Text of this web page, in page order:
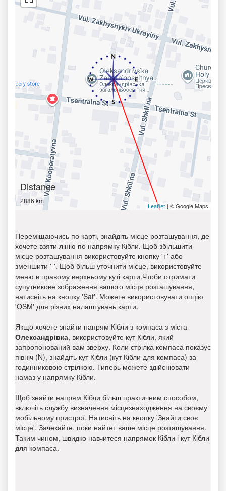
Distance
2886 km
Leaflet | © Google Maps
Переміщаючись по карті, знайдіть місце розташування, де
хочете взяти лінію по напрямку Кібли. Щоб збільшити
місце розташування використовуйте кнопку '+' або
зменшити '-'. Щоб більш уточнити місце, використовуйте
меню в правому верхньому куті карти.Чтоби отримати
супутникове зображення вашого місця розташування,
натисніть на кнопку 'Sat'. Можете використовувати опцію
'OSM' для різних налаштувань карти.
Якщо хочете знайти напрям Кібли з компаса з міста
Олександрівка, використовуйте кут Кібли, який
запропонований вам зверху. Коли стрілка компаса показує
північ (N), знайдіть кут Кібли (кут Кібли для компаса) за
годинниковою стрілкою. Типерь можете здійснювати
намаз у напрямку Кібли.
Щоб знайти напрям Кібли більш практичним способом,
включіть службу визначення місцезнаходження на своєму
мобільному пристрої. Натисніть на кнопку 'Знайти своє
місце'. Зачекайте, поки найтет ваше місце розташування.
Таким чином, швидко навчитеся напрямок Кібли і кут Кібли
для компаса.